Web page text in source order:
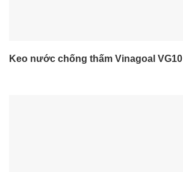
Keo nước chống thấm Vinagoal VG10